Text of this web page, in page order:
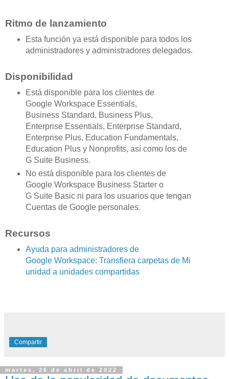
Ritmo de lanzamiento
Esta función ya está disponible para todos los
administradores y administradores delegados.
Disponibilidad
Está disponible para los clientes de
Google Workspace Essentials,
Business Standard, Business Plus,
Enterprise Essentials, Enterprise Standard,
Enterprise Plus, Education Fundamentals,
Education Plus y Nonprofits, así como los de
G Suite Business.
No está disponible para los clientes de
Google Workspace Business Starter o
G Suite Basic ni para los usuarios que tengan
Cuentas de Google personales.
Recursos
Ayuda para administradores de
Google Workspace: Transfiera carpetas de Mi
unidad a unidades compartidas
Compartir
martes, 26 de abril de 2022